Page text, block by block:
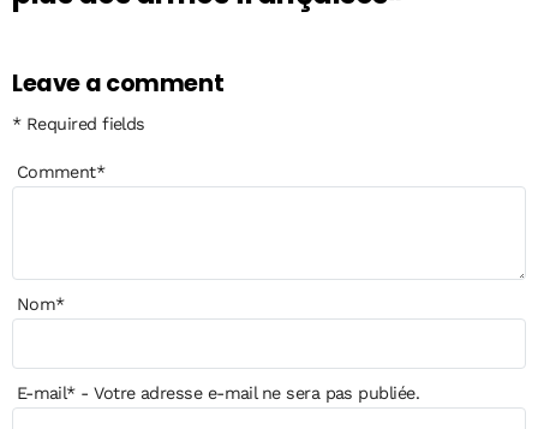
Leave a comment
* Required fields
Comment*
Nom*
E-mail*- Votre adresse e-mail ne sera pas publiée.